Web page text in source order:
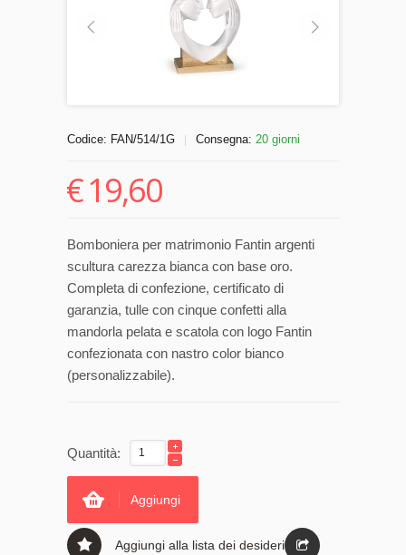
Codice: FAN/514/1G Consegna: 20 giorni
€19,60
Bomboniera per matrimonio Fantin argenti
scultura carezza bianca con base oro.
Completa di confezione, certificato di
garanzia, tulle con cinque confetti alla
mandorla pelata e scatola con logo Fantin
confezionata con nastro color bianco
(personalizzabile).
Quantità:
Aggiungi
Aggiungi alla lista dei desideri